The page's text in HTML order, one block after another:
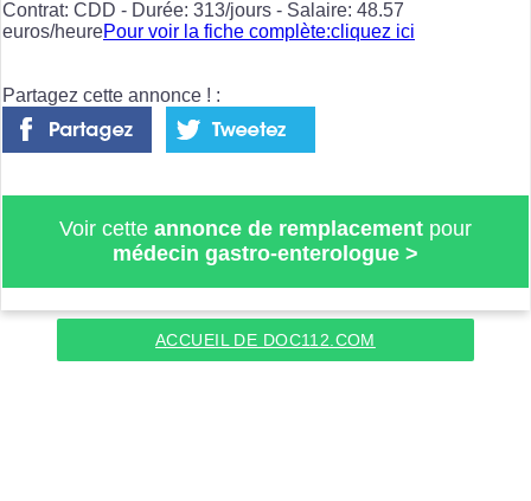
Contrat: CDD - Durée: 313/jours - Salaire: 48.57
euros/heurePour voir la fiche complète:cliquez ici
Partagez cette annonce ! :
Voir cette annonce de remplacement pour
médecin gastro-enterologue >
ACCUEIL DE DOC112.COM